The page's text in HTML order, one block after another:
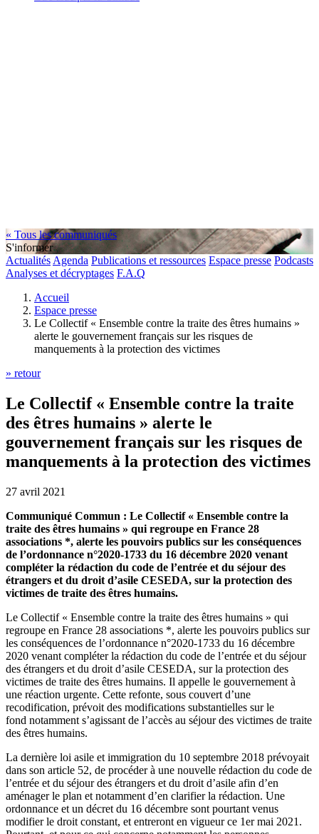
« Tous les communiqués
S'informer
Actualités Agenda Publications et ressources Espace presse Podcasts
Analyses et décryptages F.A.Q
Accueil
Espace presse
Le Collectif « Ensemble contre la traite des êtres humains »
alerte le gouvernement français sur les risques de
manquements à la protection des victimes
» retour
Le Collectif « Ensemble contre la traite
des êtres humains » alerte le
gouvernement français sur les risques de
manquements à la protection des victimes
27 avril 2021
Communiqué Commun : Le Collectif « Ensemble contre la
traite des êtres humains » qui regroupe en France 28
associations *, alerte les pouvoirs publics sur les conséquences
de l’ordonnance n°2020-1733 du 16 décembre 2020 venant
compléter la rédaction du code de l’entrée et du séjour des
étrangers et du droit d’asile CESEDA, sur la protection des
victimes de traite des êtres humains.
Le Collectif « Ensemble contre la traite des êtres humains » qui
regroupe en France 28 associations *, alerte les pouvoirs publics sur
les conséquences de l’ordonnance n°2020-1733 du 16 décembre
2020 venant compléter la rédaction du code de l’entrée et du séjour
des étrangers et du droit d’asile CESEDA, sur la protection des
victimes de traite des êtres humains. Il appelle le gouvernement à
une réaction urgente. Cette refonte, sous couvert d’une
recodification, prévoit des modifications substantielles sur le
fond notamment s’agissant de l’accès au séjour des victimes de traite
des êtres humains.
La dernière loi asile et immigration du 10 septembre 2018 prévoyait
dans son article 52, de procéder à une nouvelle rédaction du code de
l’entrée et du séjour des étrangers et du droit d’asile afin d’en
aménager le plan et notamment d’en clarifier la rédaction. Une
ordonnance et un décret du 16 décembre sont pourtant venus
modifier le droit constant, et entreront en vigueur ce 1er mai 2021.